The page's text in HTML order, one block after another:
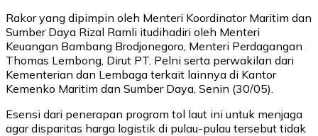
Rakor yang dipimpin oleh Menteri Koordinator Maritim dan
Sumber Daya Rizal Ramli itudihadiri oleh Menteri
Keuangan Bambang Brodjonegoro, Menteri Perdagangan
Thomas Lembong, Dirut PT. Pelni serta perwakilan dari
Kementerian dan Lembaga terkait lainnya di Kantor
Kemenko Maritim dan Sumber Daya, Senin (30/05).
Esensi dari penerapan program tol laut ini untuk menjaga
agar disparitas harga logistik di pulau-pulau tersebut tidak